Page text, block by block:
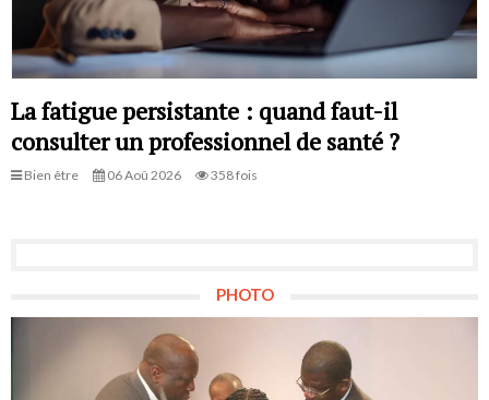
La fatigue persistante : quand faut-il
consulter un professionnel de santé ?
Bien être 06 Aoû 2026 358 fois
PHOTO